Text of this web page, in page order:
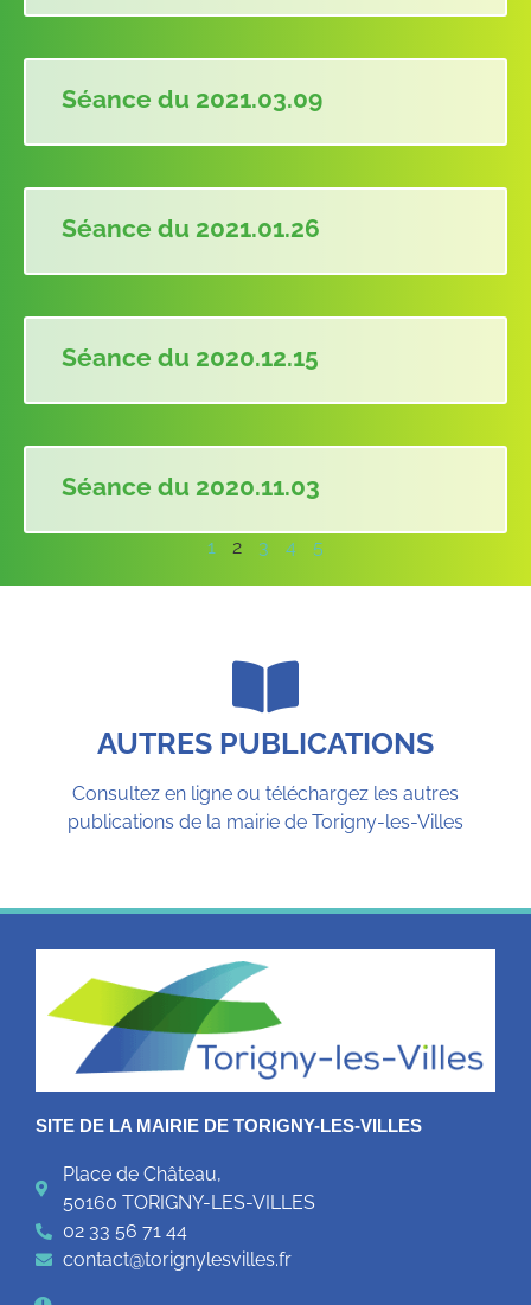
Séance du 2021.03.09
Séance du 2021.01.26
Séance du 2020.12.15
Séance du 2020.11.03
1 2 3 4 5
AUTRES PUBLICATIONS
Consultez en ligne ou téléchargez les autres
publications de la mairie de Torigny-les-Villes
SITE DE LA MAIRIE DE TORIGNY-LES-VILLES
Place de Château,
50160 TORIGNY-LES-VILLES
02 33 56 71 44
contact@torignylesvilles.fr